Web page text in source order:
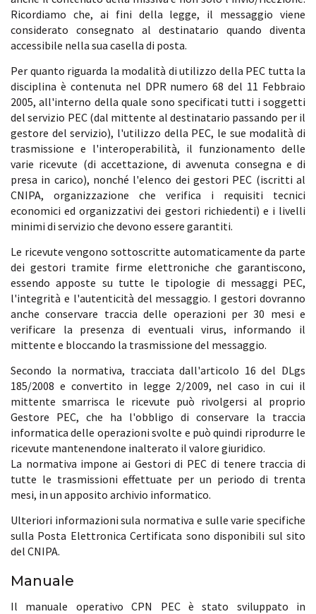
Ricordiamo che, ai fini della legge, il messaggio viene
considerato consegnato al destinatario quando diventa
accessibile nella sua casella di posta.
Per quanto riguarda la modalità di utilizzo della PEC tutta la
disciplina è contenuta nel DPR numero 68 del 11 Febbraio
2005, all'interno della quale sono specificati tutti i soggetti
del servizio PEC (dal mittente al destinatario passando per il
gestore del servizio), l'utilizzo della PEC, le sue modalità di
trasmissione e l'interoperabilità, il funzionamento delle
varie ricevute (di accettazione, di avvenuta consegna e di
presa in carico), nonché l'elenco dei gestori PEC (iscritti al
CNIPA, organizzazione che verifica i requisiti tecnici
economici ed organizzativi dei gestori richiedenti) e i livelli
minimi di servizio che devono essere garantiti.
Le ricevute vengono sottoscritte automaticamente da parte
dei gestori tramite firme elettroniche che garantiscono,
essendo apposte su tutte le tipologie di messaggi PEC,
l'integrità e l'autenticità del messaggio. I gestori dovranno
anche conservare traccia delle operazioni per 30 mesi e
verificare la presenza di eventuali virus, informando il
mittente e bloccando la trasmissione del messaggio.
Secondo la normativa, tracciata dall'articolo 16 del DLgs
185/2008 e convertito in legge 2/2009, nel caso in cui il
mittente smarrisca le ricevute può rivolgersi al proprio
Gestore PEC, che ha l'obbligo di conservare la traccia
informatica delle operazioni svolte e può quindi riprodurre le
ricevute mantenendone inalterato il valore giuridico.
La normativa impone ai Gestori di PEC di tenere traccia di
tutte le trasmissioni effettuate per un periodo di trenta
mesi, in un apposito archivio informatico.
Ulteriori informazioni sula normativa e sulle varie specifiche
sulla Posta Elettronica Certificata sono disponibili sul sito
del CNIPA.
Manuale
Il manuale operativo CPN PEC è stato sviluppato in